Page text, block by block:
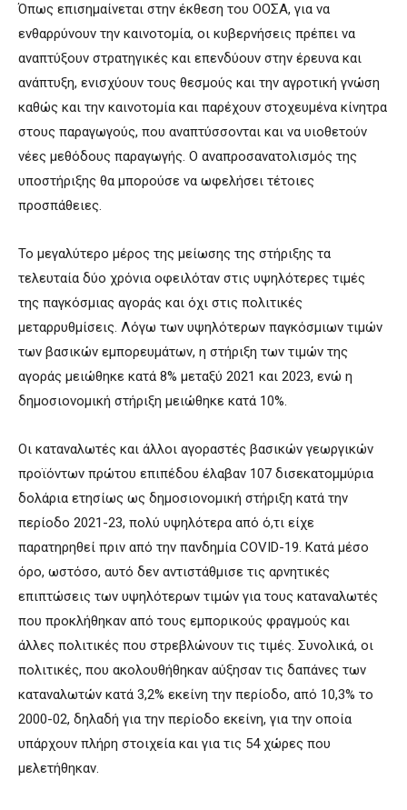
Όπως επισημαίνεται στην έκθεση του ΟΟΣΑ, για να
ενθαρρύνουν την καινοτομία, οι κυβερνήσεις πρέπει να
αναπτύξουν στρατηγικές και επενδύουν στην έρευνα και
ανάπτυξη, ενισχύουν τους θεσμούς και την αγροτική γνώση
καθώς και την καινοτομία και παρέχουν στοχευμένα κίνητρα
στους παραγωγούς, που αναπτύσσονται και να υιοθετούν
νέες μεθόδους παραγωγής. Ο αναπροσανατολισμός της
υποστήριξης θα μπορούσε να ωφελήσει τέτοιες
προσπάθειες.
Το μεγαλύτερο μέρος της μείωσης της στήριξης τα
τελευταία δύο χρόνια οφειλόταν στις υψηλότερες τιμές
της παγκόσμιας αγοράς και όχι στις πολιτικές
μεταρρυθμίσεις. Λόγω των υψηλότερων παγκόσμιων τιμών
των βασικών εμπορευμάτων, η στήριξη των τιμών της
αγοράς μειώθηκε κατά 8% μεταξύ 2021 και 2023, ενώ η
δημοσιονομική στήριξη μειώθηκε κατά 10%.
Οι καταναλωτές και άλλοι αγοραστές βασικών γεωργικών
προϊόντων πρώτου επιπέδου έλαβαν 107 δισεκατομμύρια
δολάρια ετησίως ως δημοσιονομική στήριξη κατά την
περίοδο 2021-23, πολύ υψηλότερα από ό,τι είχε
παρατηρηθεί πριν από την πανδημία COVID-19. Κατά μέσο
όρο, ωστόσο, αυτό δεν αντιστάθμισε τις αρνητικές
επιπτώσεις των υψηλότερων τιμών για τους καταναλωτές
που προκλήθηκαν από τους εμπορικούς φραγμούς και
άλλες πολιτικές που στρεβλώνουν τις τιμές. Συνολικά, οι
πολιτικές, που ακολουθήθηκαν αύξησαν τις δαπάνες των
καταναλωτών κατά 3,2% εκείνη την περίοδο, από 10,3% το
2000-02, δηλαδή για την περίοδο εκείνη, για την οποία
υπάρχουν πλήρη στοιχεία και για τις 54 χώρες που
μελετήθηκαν.